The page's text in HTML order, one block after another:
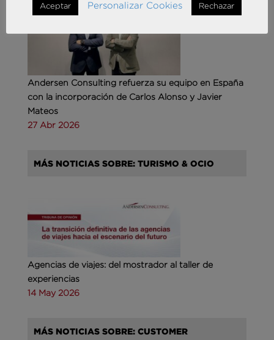
Andersen Consulting refuerza su equipo en España
con la incorporación de Carlos Alonso y Javier
Mateos
27 Abr 2026
MÁS NOTICIAS SOBRE: TURISMO & OCIO
Agencias de viajes: del mostrador al taller de
experiencias
14 May 2026
MÁS NOTICIAS SOBRE: CUSTOMER
Aceptar Personalizar Cookies Rechazar